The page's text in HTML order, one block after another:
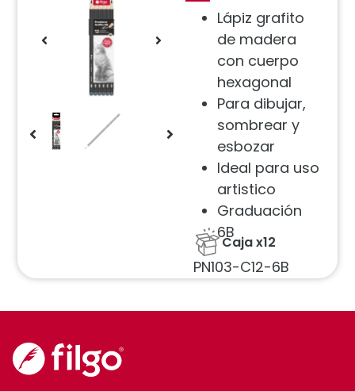
Lápiz grafito
de madera
con cuerpo
hexagonal
Para dibujar,
sombrear y
esbozar
Ideal para uso
artistico
Graduación
6B
Caja x12
PN103-C12-6B